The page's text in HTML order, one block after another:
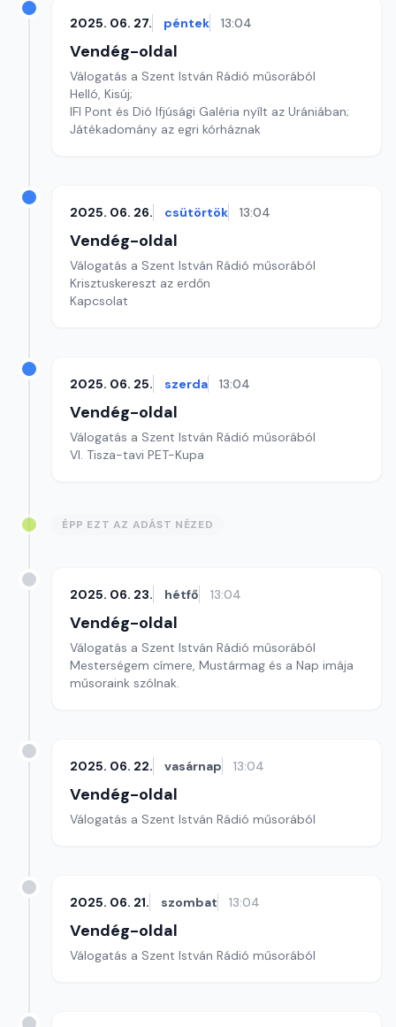
2025. 06. 27. péntek 13:04
Vendég-oldal
Válogatás a Szent István Rádió műsorából
Helló, Kisúj;
IFI Pont és Dió Ifjúsági Galéria nyílt az Urániában;
Játékadomány az egri kórháznak
2025. 06. 26. csütörtök 13:04
Vendég-oldal
Válogatás a Szent István Rádió műsorából
Krisztuskereszt az erdőn
Kapcsolat
2025. 06. 25. szerda 13:04
Vendég-oldal
Válogatás a Szent István Rádió műsorából
VI. Tisza-tavi PET-Kupa
ÉPP EZT AZ ADÁST NÉZED
2025. 06. 23. hétfő 13:04
Vendég-oldal
Válogatás a Szent István Rádió műsorából
Mesterségem címere, Mustármag és a Nap imája
műsoraink szólnak.
2025. 06. 22. vasárnap 13:04
Vendég-oldal
Válogatás a Szent István Rádió műsorából
2025. 06. 21. szombat 13:04
Vendég-oldal
Válogatás a Szent István Rádió műsorából